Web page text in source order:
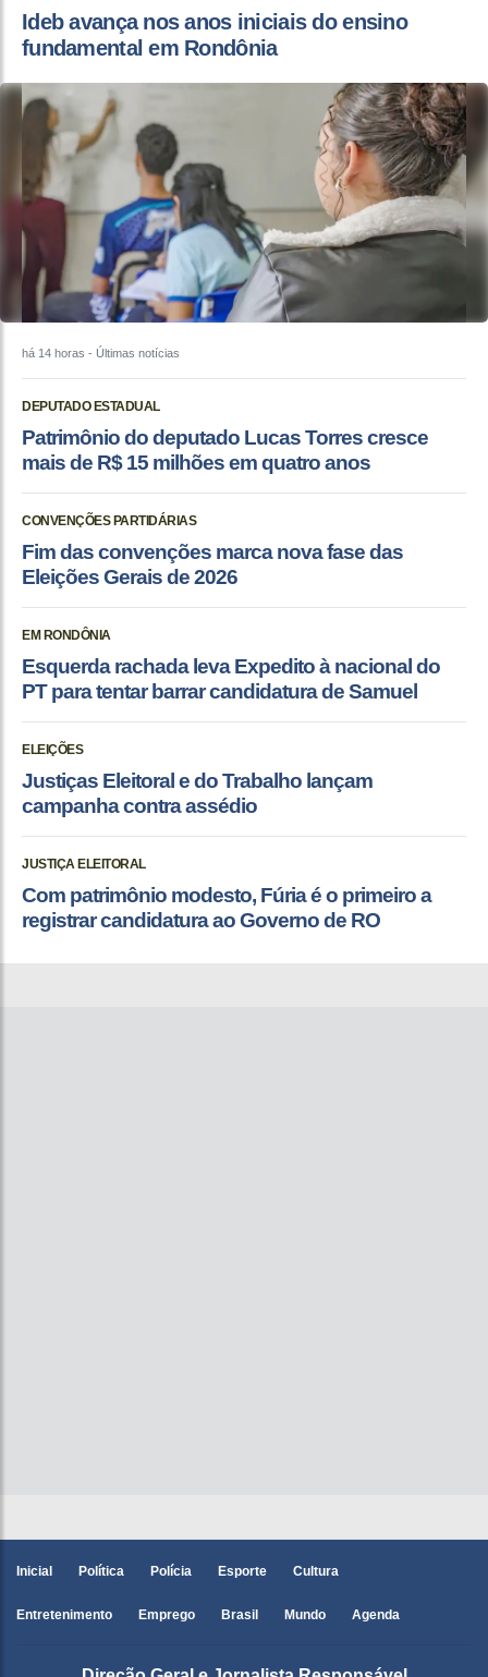
Ideb avança nos anos iniciais do ensino
fundamental em Rondônia
há 14 horas - Últimas notícias
DEPUTADO ESTADUAL
Patrimônio do deputado Lucas Torres cresce
mais de R$ 15 milhões em quatro anos
CONVENÇÕES PARTIDÁRIAS
Fim das convenções marca nova fase das
Eleições Gerais de 2026
EM RONDÔNIA
Esquerda rachada leva Expedito à nacional do
PT para tentar barrar candidatura de Samuel
ELEIÇÕES
Justiças Eleitoral e do Trabalho lançam
campanha contra assédio
JUSTIÇA ELEITORAL
Com patrimônio modesto, Fúria é o primeiro a
registrar candidatura ao Governo de RO
Inicial Política Polícia Esporte Cultura
Entretenimento Emprego Brasil Mundo Agenda